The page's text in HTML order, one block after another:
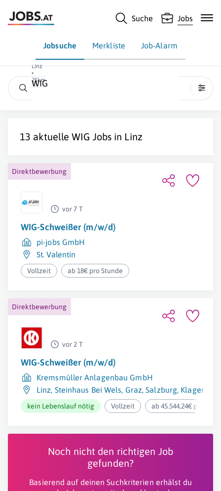
Suche Jobs
Jobsuche Merkliste Job-Alarm
Linz
•
25km
WIG
13 aktuelleWIG Jobs in Linz
Direktbewerbung
vor 7 T
WIG-Schweißer (m/w/d)
pi-jobs GmbH
St. Valentin
Vollzeit ab 18€ pro Stunde
Direktbewerbung
vor 2 T
WIG-Schweißer (m/w/d)
Kremsmüller Anlagenbau GmbH
Linz, Steinhaus Bei Wels, Graz,Salzburg, Klagenfurt
kein Lebenslauf nötig Vollzeit ab 45.544,24€ pro Jahr
Noch nicht den richtigen Job
gefunden?
Basierend auf deinen Suchkriterien erhälst du